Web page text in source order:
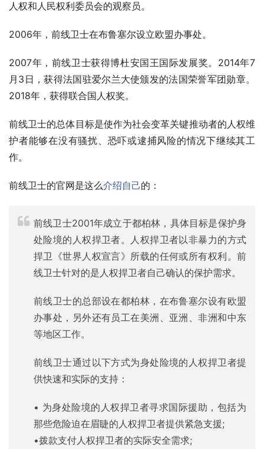
人权和人民权利委员会的观察员。
2006年，前线卫士在布鲁塞尔设立欧盟办事处。
2007年，前线卫士获得博杜安国王国际发展奖。2014年7
月3日，获得法国驻爱尔兰大使颁发的法国荣誉军团勋章。
2018年，获得联合国人权奖。
前线卫士的总体目标是使作为社会变革关键推动者的人权维
护者能够在没有骚扰、恐吓或逮捕风险的情况下继续其工
作。
前线卫士的官网是这么介绍自己的：
前线卫士2001年成立于都柏林，具体目标是保护身
处险境的人权捍卫者。人权捍卫者以非暴力的方式
捍卫《世界人权宣言》所载的任何或所有权利。前
线卫士针对的是人权捍卫者自己确认的保护需求。
前线卫士的总部设在都柏林，在布鲁塞尔设有欧盟
办事处，另外还有员工在美洲、亚洲、非洲和中东
等地区工作。
前线卫士通过以下方式为身处险境的人权捍卫者提
供快速和实际的支持：
• 为身处险境的人权捍卫者寻求国际援助，包括为
那些危险迫在眉睫的人权捍卫者提供紧急支援;
•拨款支付人权捍卫者的实际安全需求;